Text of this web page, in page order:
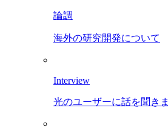
論調
海外の研究開発について
Interview
光のユーザーに話を聞き